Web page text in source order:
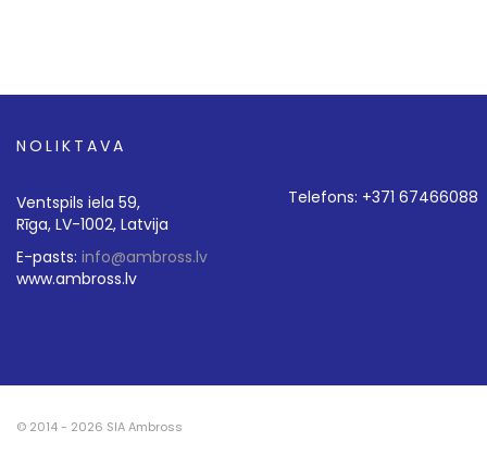
NOLIKTAVA
Ventspils iela 59,
Rīga, LV-1002, Latvija
E-pasts: info@ambross.lv
www.ambross.lv
Telefons: +371 67466088
© 2014 - 2026 SIA Ambross